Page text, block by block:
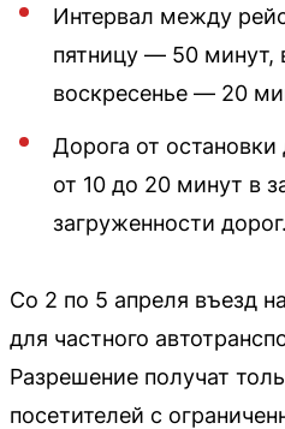
Интервал между
пятницу — 50 минут,
воскресенье — 20
Дорога от
от 10 до 20 минут в
загруженности дорог.
Со 2 по 5 апреля въезд
для частного
Разрешение получат
посетителей с